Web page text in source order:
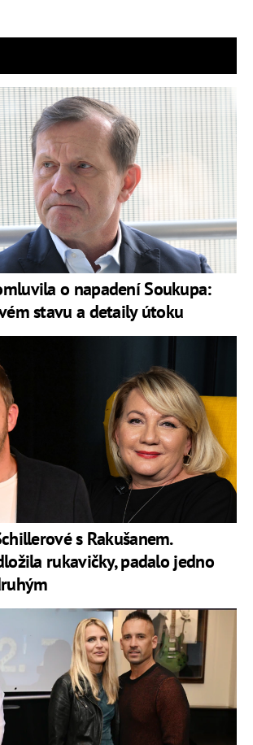
o napadení Soukupa:
stavu a detaily útoku
s Rakušanem.
rukavičky, padalo jedno